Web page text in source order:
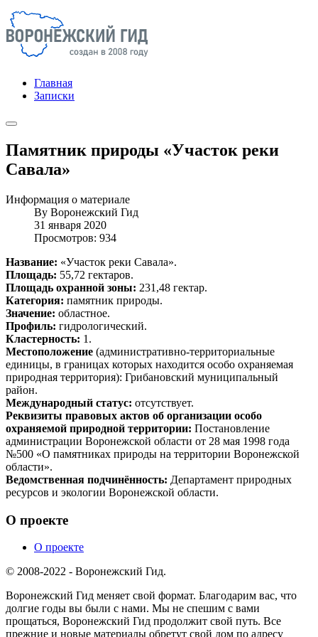
Главная
Записки
Памятник природы «Участок реки
Савала»
Информация о материале
By Воронежский Гид
31 января 2020
Просмотров: 934
Название: «Участок реки Савала».
Площадь: 55,72 гектаров.
Площадь охранной зоны: 231,48 гектар.
Категория: памятник природы.
Значение: областное.
Профиль: гидрологический.
Кластерность: 1.
Местоположение (административно-территориальные
единицы, в границах которых находится особо охраняемая
природная территория): Грибановский муниципальный
район.
Международный статус: отсутствует.
Реквизиты правовых актов об организации особо
охраняемой природной территории: Постановление
администрации Воронежской области от 28 мая 1998 года
№500 «О памятниках природы на территории Воронежской
области».
Ведомственная подчинённость: Департамент природных
ресурсов и экологии Воронежской области.
О проекте
О проекте
© 2008-2022 - Воронежский Гид.
Воронежский Гид меняет свой формат. Благодарим вас, что
долгие годы вы были с нами. Мы не спешим с вами
прощаться, Воронежский Гид продолжит свой путь. Все
прежние и новые материалы обретут свой дом по адресу